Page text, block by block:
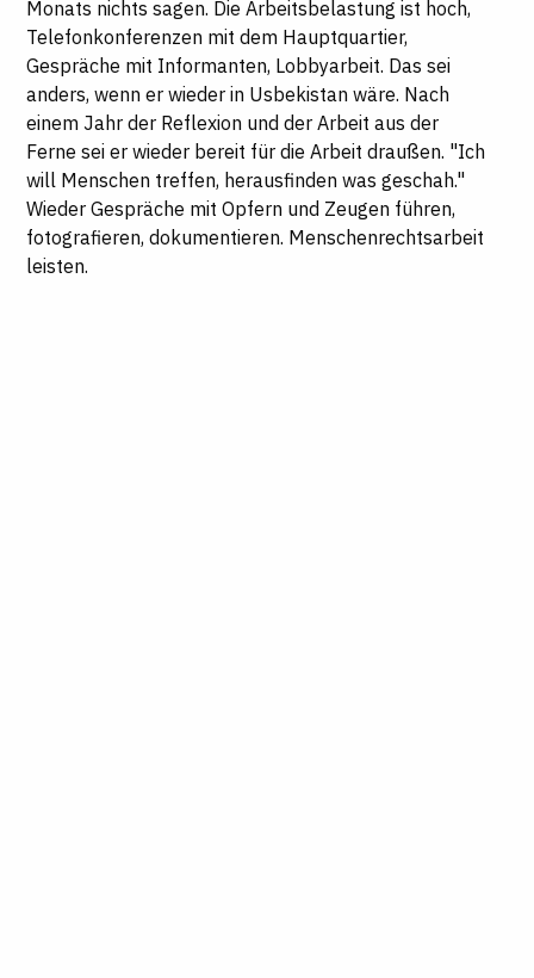
Monats nichts sagen. Die Arbeitsbelastung ist hoch,
Telefonkonferenzen mit dem Hauptquartier,
Gespräche mit Informanten, Lobbyarbeit. Das sei
anders, wenn er wieder in Usbekistan wäre. Nach
einem Jahr der Reflexion und der Arbeit aus der
Ferne sei er wieder bereit für die Arbeit draußen. "Ich
will Menschen treffen, herausfinden was geschah."
Wieder Gespräche mit Opfern und Zeugen führen,
fotografieren, dokumentieren. Menschenrechtsarbeit
leisten.